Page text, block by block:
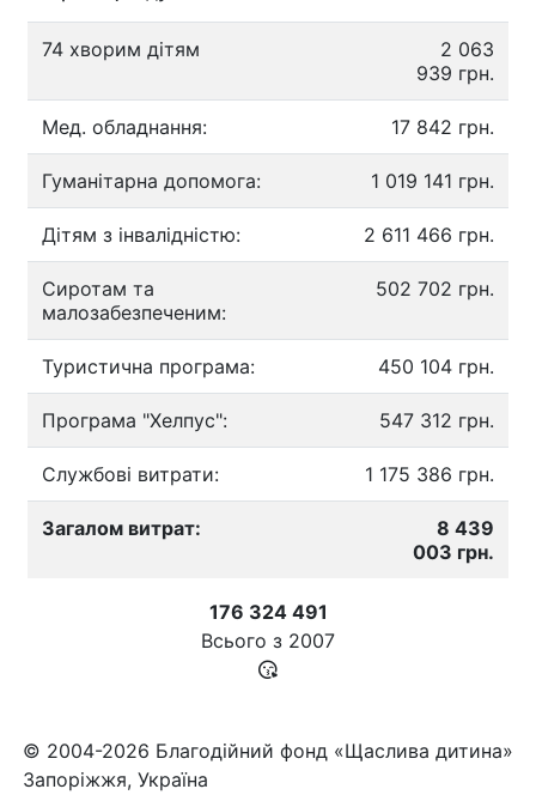
74 хворим дітям
2 063
939 грн.
Мед. обладнання: 17 842 грн.
Гуманітарна допомога: 1 019 141 грн.
Дітям з інвалідністю: 2 611 466 грн.
Сиротам та
малозабезпеченим:
502 702 грн.
Туристична програма: 450 104 грн.
Програма "Хелпус": 547 312 грн.
Службові витрати: 1 175 386 грн.
Загалом витрат:
8 439
003 грн.
176 324 491
Всього з 2007
© 2004-2026 Благодійний фонд «Щаслива дитина»
Запоріжжя, Україна